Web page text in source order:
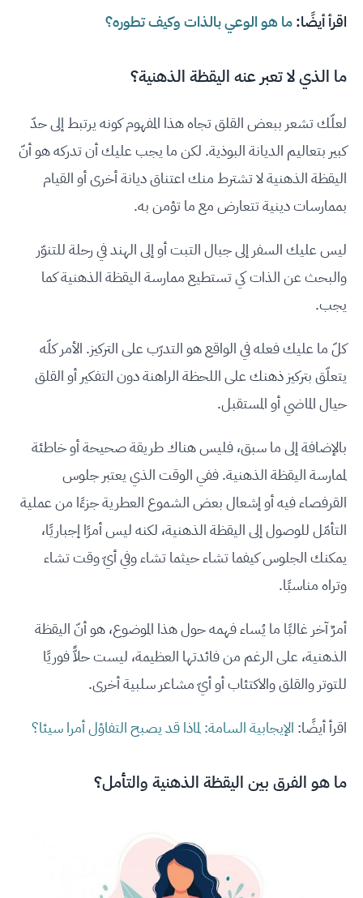
اقرأ أيضًا:ما هو الوعي بالذات وكيف تطوره؟
ما الذي لا تعبر عنه اليقظة الذهنية؟
لعلّك تشعر ببعض القلق تجاه هذا المفهوم كونه يرتبط إلى حدّ
كبير بتعاليم الديانة البوذية. لكن ما يجب عليك أن تدركه هو أنّ
اليقظة الذهنية لا تشترط منك اعتناق ديانة أخرى أو القيام
بممارسات دينية تتعارض مع ما تؤمن به.
ليس عليك السفر إلى جبال التبت أو إلى الهند في رحلة للتنوّر
والبحث عن الذات كي تستطيع ممارسة اليقظة الذهنية كما
يجب.
كلّ ما عليك فعله في الواقع هو التدرّب على التركيز. الأمر كلّه
يتعلّق بتركيز ذهنك على اللحظة الراهنة دون التفكير أو القلق
حيال الماضي أو المستقبل.
بالإضافة إلى ما سبق، فليس هناك طريقة صحيحة أو خاطئة
لممارسة اليقظة الذهنية. ففي الوقت الذي يعتبر جلوس
القرفصاء فيه أو إشعال بعض الشموع العطرية جزءًا من عملية
التأمّل للوصول إلى اليقظة الذهنية، لكنه ليس أمرًا إجباريًا،
يمكنك الجلوس كيفما تشاء حيثما تشاء وفي أيّ وقت تشاء
وتراه مناسبًا.
أمرٌ آخر غالبًا ما يُساء فهمه حول هذا الموضوع، هو أنّ اليقظة
الذهنية، على الرغم من فائدتها العظيمة، ليست حلاًّ فوريًا
للتوتر والقلق والاكتئاب أو أيّ مشاعر سلبية أخرى.
اقرأ أيضًا: الإيجابية السامة: لماذا قد يصبح التفاؤل أمرا سيئا؟
ما هو الفرق بين اليقظة الذهنية والتأمل؟